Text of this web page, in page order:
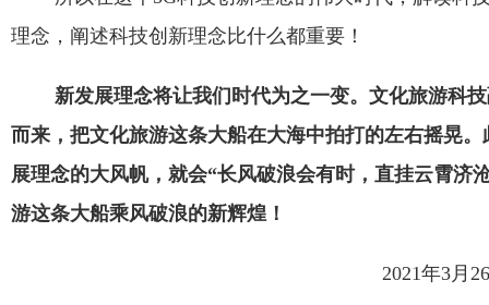
理念，阐述科技创新理念比什么都重要！
新发展理念将让我们时代为之一变。文化旅游科
而来，把文化旅游这条大船在大海中拍打的左右摇晃
展理念的大风帆，就会“长风破浪会有时，直挂云霄济
游这条大船乘风破浪的新辉煌！
2021年3 月 26